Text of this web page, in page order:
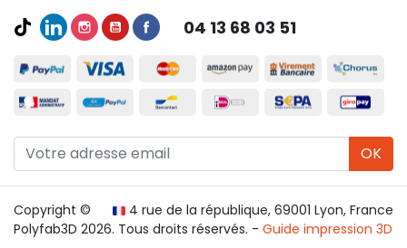
04 13 68 03 51
OK
4 rue de la république, 69001 Lyon, France
Copyright ©
Polyfab3D 2026. Tous droits réservés. - Guide impression 3D